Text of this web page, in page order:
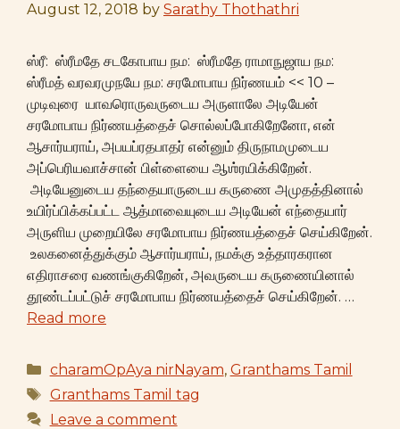
August 12, 2018 by Sarathy Thothathri
ஸ்ரீ: ஸ்ரீமதே சடகோபாய நம: ஸ்ரீமதே ராமாநுஜாய நம:
ஸ்ரீமத் வரவரமுநயே நம: சரமோபாய நிர்ணயம் << 10 –
முடிவுரை யாவரொருவருடைய அருளாலே அடியேன்
சரமோபாய நிர்ணயத்தைச் சொல்லப்போகிறேனோ, என்
ஆசார்யராய், அபயப்ரதபாதர் என்னும் திருநாமமுடைய
அப்பெரியவாச்சான் பிள்ளையை ஆஶ்ரயிக்கிறேன்.
அடியேனுடைய தந்தையாருடைய கருணை அமுதத்தினால்
உயிர்ப்பிக்கப்பட்ட ஆத்மாவையுடைய அடியேன் எந்தையார்
அருளிய முறையிலே சரமோபாய நிர்ணயத்தைச் செய்கிறேன்.
உலகனைத்துக்கும் ஆசார்யராய், நமக்கு உத்தாரகரான
எதிராசரை வணங்குகிறேன், அவருடைய கருணையினால்
தூண்டப்பட்டுச் சரமோபாய நிர்ணயத்தைச் செய்கிறேன். …
Read more
Categories
charamOpAya nirNayam, Granthams Tamil
Tags
Granthams Tamil tag
Leave a comment